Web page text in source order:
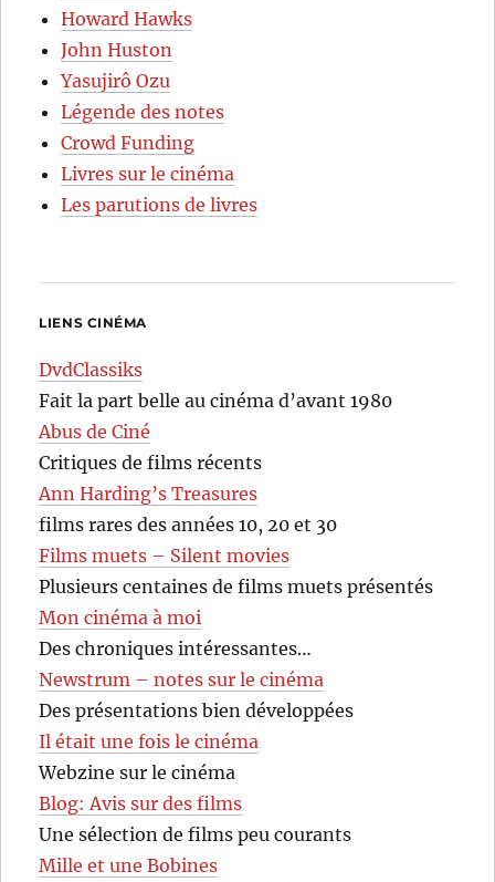
Howard Hawks
John Huston
Yasujirô Ozu
Légende des notes
Crowd Funding
Livres sur le cinéma
Les parutions de livres
LIENS CINÉMA
DvdClassiks
Fait la part belle au cinéma d’avant 1980
Abus de Ciné
Critiques de films récents
Ann Harding’s Treasures
films rares des années 10, 20 et 30
Films muets – Silent movies
Plusieurs centaines de films muets présentés
Mon cinéma à moi
Des chroniques intéressantes…
Newstrum – notes sur le cinéma
Des présentations bien développées
Il était une fois le cinéma
Webzine sur le cinéma
Blog: Avis sur des films
Une sélection de films peu courants
Mille et une Bobines